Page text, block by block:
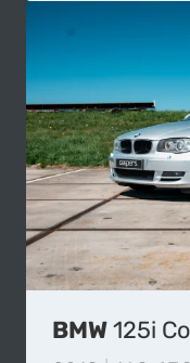
BMW 125i